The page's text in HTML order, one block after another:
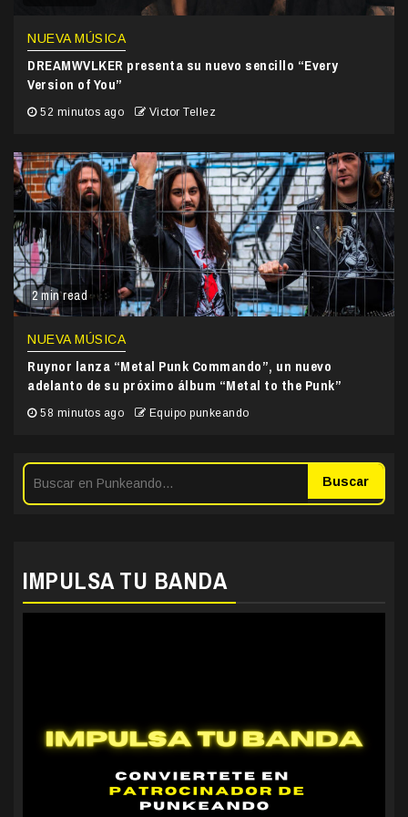
NUEVA MÚSICA
DREAMWVLKER presenta su nuevo sencillo “Every
Version of You”
52 minutos ago Victor Tellez
2 min read
NUEVA MÚSICA
Ruynor lanza “Metal Punk Commando”, un nuevo
adelanto de su próximo álbum “Metal to the Punk”
58 minutos ago Equipo punkeando
Buscar
IMPULSA TU BANDA